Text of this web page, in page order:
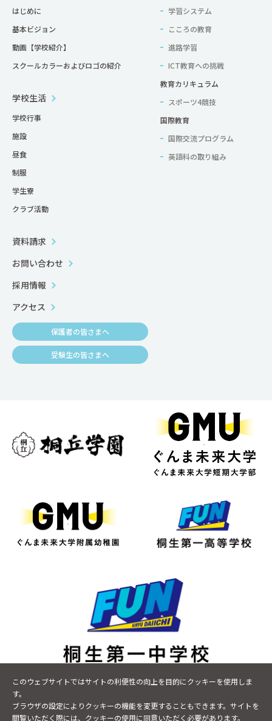
このウェブサイトではサイトの利便性の向上を目的にクッキーを使用しま
す。
ブラウザの設定によりクッキーの機能を変更することもできます。サイトを
閲覧いただく際には、クッキーの使用に同意いただく必要があります。
はじめに
基本ビジョン
動画【学校紹介】
スクールカラーおよびロゴの紹介
学習システム
こころの教育
進路学習
ICT教育への挑戦
教育カリキュラム
スポーツ4競技
国際教育
国際交流プログラム
英語科の取り組み
学校生活
学校行事
施設
昼食
制服
学生寮
クラブ活動
資料請求
お問い合わせ
採用情報
アクセス
保護者の皆さまへ
受験生の皆さまへ
TEL0277-48-8600FAX 0277-20-7465